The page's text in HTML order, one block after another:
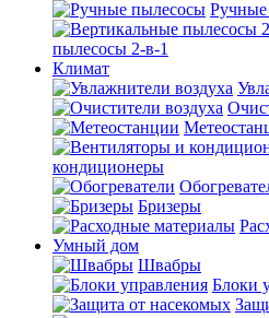
пылесосы 2-в-1
Климат
кондиционеры
Бризеры
Умный дом
Швабры
Блоки